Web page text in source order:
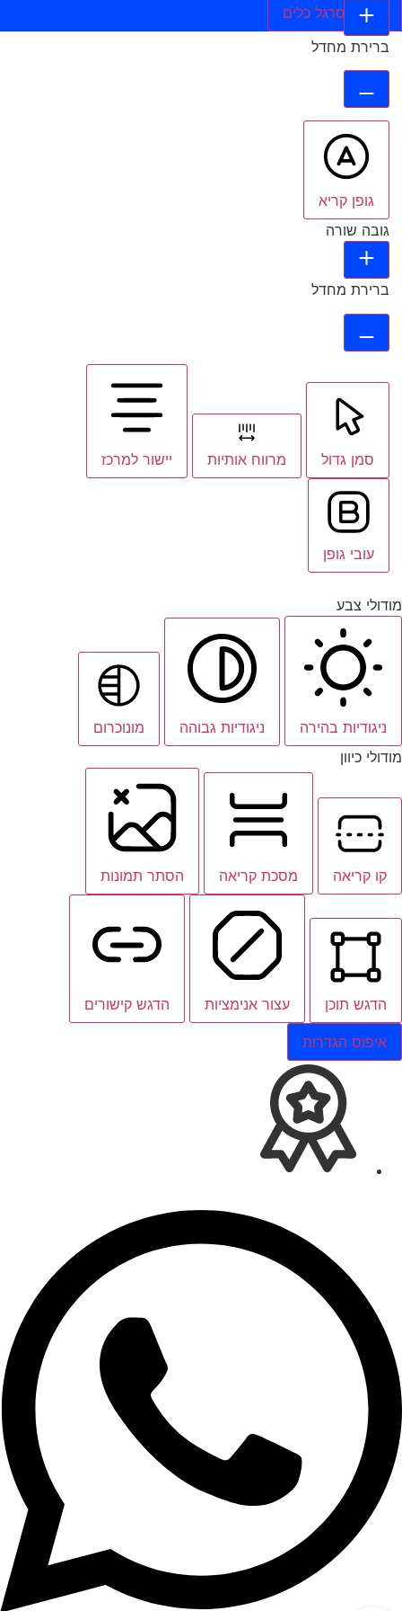
הסתר סרגל כלים
ברירת מחדל
גופן קריא
גובה שורה
ברירת מחדל
סמן גדול מרווח אותיות יישור למרכז
עובי גופן
מודולי צבע
ניגודיות בהירה ניגודיות גבוהה
מונוכרום
מודולי כיוון
קו קריאה מסכת קריאה הסתר תמונות
הדגש תוכן עצור אנימציות הדגש קישורים
איפוס הגדרות